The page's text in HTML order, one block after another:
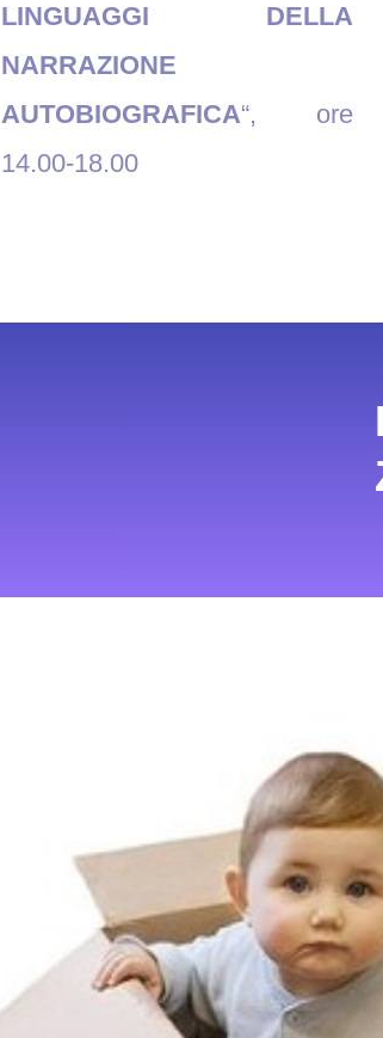
LINGUAGGI DELLA
NARRAZIONE
AUTOBIOGRAFICA“, ore
14.00-18.00